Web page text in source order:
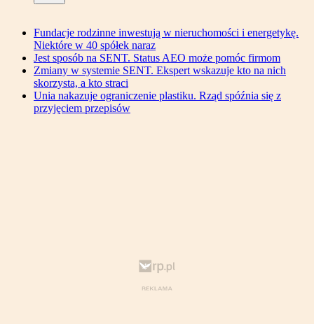
Fundacje rodzinne inwestują w nieruchomości i energetykę.
Niektóre w 40 spółek naraz
Jest sposób na SENT. Status AEO może pomóc firmom
Zmiany w systemie SENT. Ekspert wskazuje kto na nich
skorzysta, a kto straci
Unia nakazuje ograniczenie plastiku. Rząd spóźnia się z
przyjęciem przepisów